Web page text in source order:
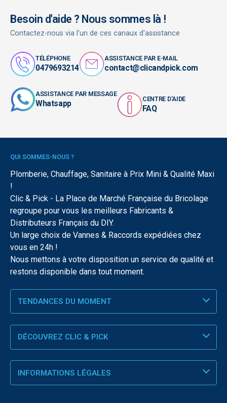
Besoin d'aide ? Nous sommes là !
Contactez-nous via l'un de ces canaux d'assistance
TÉLÉPHONE
0479693214
ASSISTANCE PAR E-MAIL
contact@clicandpick.com
ASSISTANCE PAR MESSAGE
Whatsapp CENTRE D'AIDE
FAQ
QUI SOMMES-NOUS ?
Plomberie, Chauffage, Sanitaire à Prix Mini & Qualité Maxi
!
Clic & Pick - La Place de Marché Française du Bricolage
regroupe pour vous les meilleurs Fabricants &
Distributeurs Français du DIY.
Un large choix de Vannes & Raccords expédiées chez
vous en 24h !
Nous mettons à votre disposition un service de qualité et
restons disponible dans tout moment.
TENDANCES DU MOMENT
DÉCOUVREZ CLIC & PICK
INFORMATIONS LÉGALES